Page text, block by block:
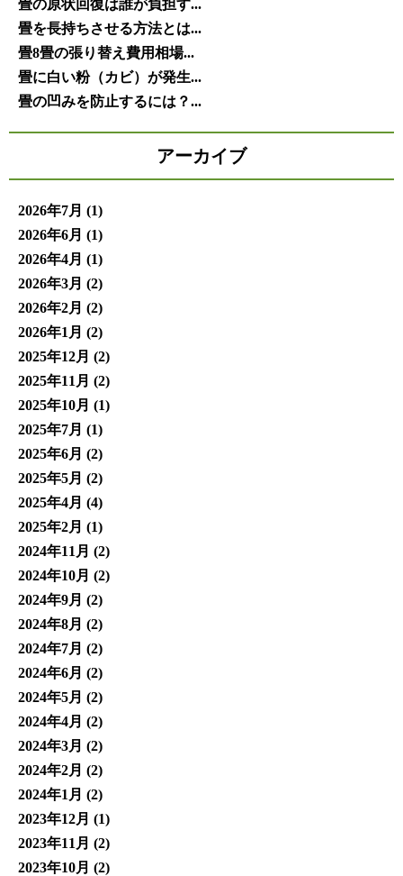
畳の原状回復は誰が負担す...
畳を長持ちさせる方法とは...
畳8畳の張り替え費用相場...
畳に白い粉（カビ）が発生...
畳の凹みを防止するには？...
アーカイブ
2026年7月 (1)
2026年6月 (1)
2026年4月 (1)
2026年3月 (2)
2026年2月 (2)
2026年1月 (2)
2025年12月 (2)
2025年11月 (2)
2025年10月 (1)
2025年7月 (1)
2025年6月 (2)
2025年5月 (2)
2025年4月 (4)
2025年2月 (1)
2024年11月 (2)
2024年10月 (2)
2024年9月 (2)
2024年8月 (2)
2024年7月 (2)
2024年6月 (2)
2024年5月 (2)
2024年4月 (2)
2024年3月 (2)
2024年2月 (2)
2024年1月 (2)
2023年12月 (1)
2023年11月 (2)
2023年10月 (2)